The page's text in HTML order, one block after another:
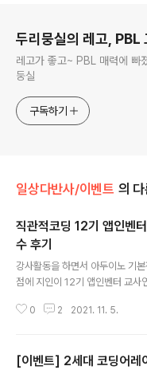
두리뭉실의 레고, PBL
레고가 좋고~ PBL 매력에 빠
둥실
구독하기
일상다반사/이벤트 의
직관적코딩 12기 앱인벤
수 후기
강사활동을 하면서 아두이노 기
점에 지인이 12기 앱인벤터 교사
용하기 때문에 아두이노 컨텐츠
다. 캐릭터가 너무 귀여운거 같
0 2 2021. 11. 5.
[이벤트] 2세대 코딩어레